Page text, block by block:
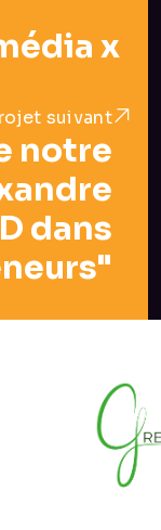
x
suivant
notre
dans